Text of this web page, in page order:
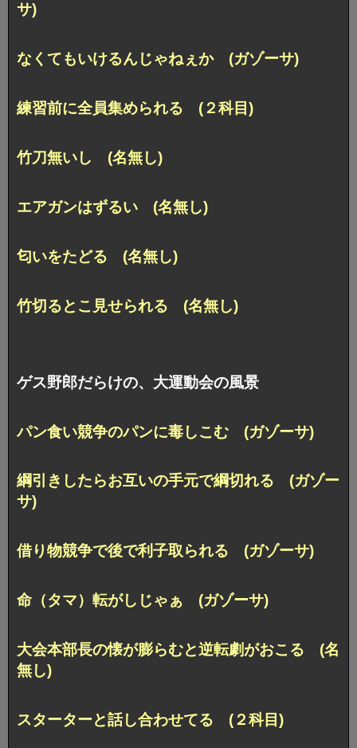
サ)
なくてもいけるんじゃねぇか (ガゾーサ)
練習前に全員集められる (２科目)
竹刀無いし (名無し)
エアガンはずるい (名無し)
匂いをたどる (名無し)
竹切るとこ見せられる (名無し)
ゲス野郎だらけの、大運動会の風景
パン食い競争のパンに毒しこむ (ガゾーサ)
綱引きしたらお互いの手元で綱切れる (ガゾー
サ)
借り物競争で後で利子取られる (ガゾーサ)
命（タマ）転がしじゃぁ (ガゾーサ)
大会本部長の懐が膨らむと逆転劇がおこる (名
無し)
スターターと話し合わせてる (２科目)